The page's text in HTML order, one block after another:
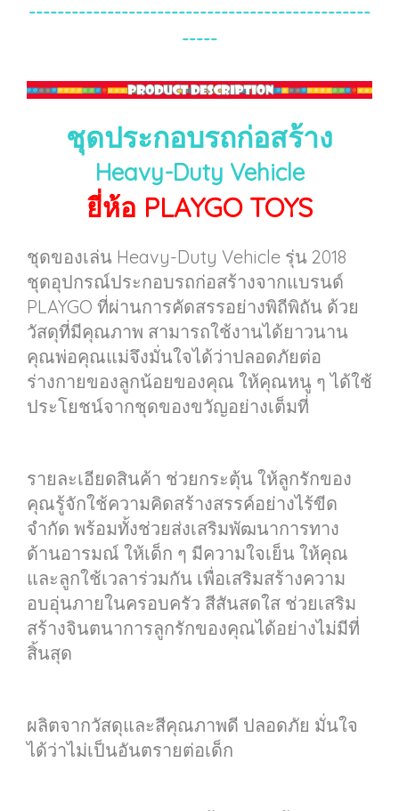
------------------------------------------------
-----
ชุดประกอบรถก่อสร้าง
Heavy-Duty Vehicle
ยี่ห้อ PLAYGO TOYS
ชุดของเล่น Heavy-Duty Vehicle รุ่น 2018
ชุดอุปกรณ์ประกอบรถก่อสร้างจากแบรนด์
PLAYGO ที่ผ่านการคัดสรรอย่างพิถีพิถัน ด้วย
วัสดุที่มีคุณภาพ สามารถใช้งานได้ยาวนาน
คุณพ่อคุณแม่จึงมั่นใจได้ว่าปลอดภัยต่อ
ร่างกายของลูกน้อยของคุณ ให้คุณหนู ๆ ได้ใช้
ประโยชน์จากชุดของขวัญอย่างเต็มที่
รายละเอียดสินค้า ช่วยกระตุ้น ให้ลูกรักของ
คุณรู้จักใช้ความคิดสร้างสรรค์อย่างไร้ขีด
จำกัด พร้อมทั้งช่วยส่งเสริมพัฒนาการทาง
ด้านอารมณ์ ให้เด็ก ๆ มีความใจเย็น ให้คุณ
และลูกใช้เวลาร่วมกัน เพื่อเสริมสร้างความ
อบอุ่นภายในครอบครัว สีสันสดใส ช่วยเสริม
สร้างจินตนาการลูกรักของคุณได้อย่างไม่มีที่
สิ้นสุด
ผลิตจากวัสดุและสีคุณภาพดี ปลอดภัย มั่นใจ
ได้ว่าไม่เป็นอันตรายต่อเด็ก